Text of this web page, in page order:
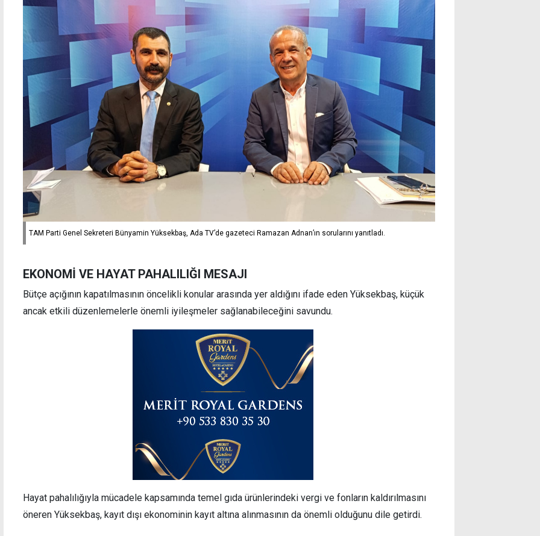
TAM Parti Genel Sekreteri Bünyamin Yüksekbaş, Ada TV’de gazeteci Ramazan Adnan’ın sorularını yanıtladı.
EKONOMİ VE HAYAT PAHALILIĞI MESAJI
Bütçe açığının kapatılmasının öncelikli konular arasında yer aldığını ifade eden Yüksekbaş, küçük
ancak etkili düzenlemelerle önemli iyileşmeler sağlanabileceğini savundu.
Hayat pahalılığıyla mücadele kapsamında temel gıda ürünlerindeki vergi ve fonların kaldırılmasını
öneren Yüksekbaş, kayıt dışı ekonominin kayıt altına alınmasının da önemli olduğunu dile getirdi.